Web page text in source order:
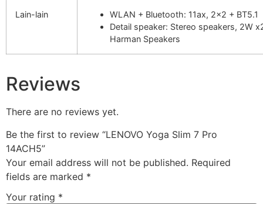
Lain-lain
WLAN + Bluetooth: 11ax, 2×2 + BT5.1
Detail speaker: Stereo speakers, 2W
Harman Speakers
Reviews
There are no reviews yet.
Be the first to review “LENOVO Yoga Slim 7 Pro
14ACH5”
Your email address will not be published. Required
fields are marked *
Your rating *